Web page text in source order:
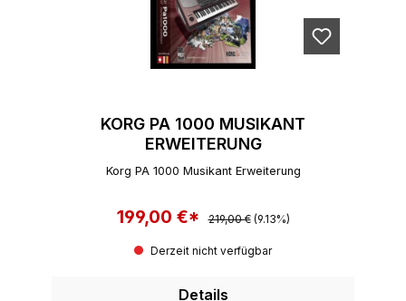
KORG PA 1000 MUSIKANT
ERWEITERUNG
Korg PA 1000 Musikant Erweiterung
Verkaufspreis:
199,00 €* Regulärer Preis:
219,00 € (9.13%)
Derzeit nicht verfügbar
Details